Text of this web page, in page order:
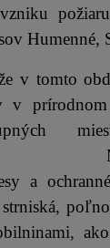
vzniku
Humenné,
v tomto
v
a